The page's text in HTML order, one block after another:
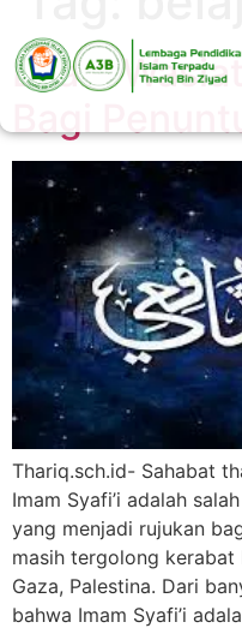
Enam
Thariq.sch.id- Sahabat
Imam Syafi’i adalah
yang menjadi rujukan
masih tergolong kerabat
Gaza, Palestina. Dari
bahwa Imam Syafi’i